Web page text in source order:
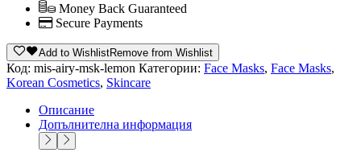
Money Back Guaranteed
Secure Payments
Add to WishlistRemove from Wishlist
Код: mis-airy-msk-lemon Категории: Face Masks, Face Masks,
Korean Cosmetics, Skincare
Описание
Допълнителна информация